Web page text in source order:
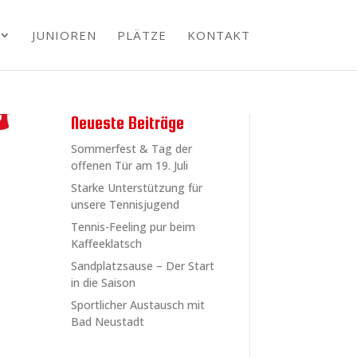
JUNIOREN PLÄTZE KONTAKT
Neueste Beiträge
Sommerfest & Tag der
offenen Tür am 19. Juli
Starke Unterstützung für
unsere Tennisjugend
Tennis-Feeling pur beim
Kaffeeklatsch
Sandplatzsause – Der Start
in die Saison
Sportlicher Austausch mit
Bad Neustadt